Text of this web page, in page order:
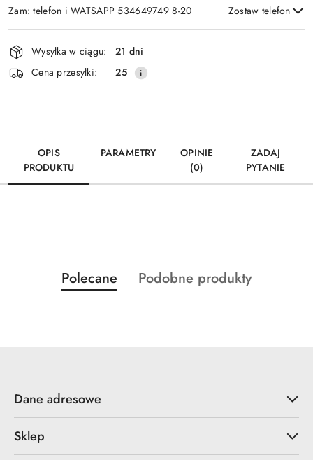
Zam: telefon i WATSAPP 534649749 8-20 Zostaw telefon
Wyślij
Dostępność
i
dostawa
Wysyłka w ciągu:
21 dni
Cena przesyłki:
25
OPIS
PRODUKTU
PARAMETRY
OPINIE
(0)
ZADAJ
PYTANIE
Pomiń karuzelę produktów
Produkty
o
Polecane
Produkty
Podobne produkty
Dane adresowe
Sklep